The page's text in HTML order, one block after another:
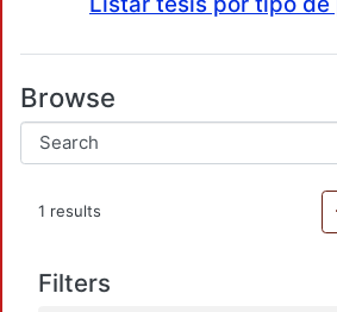
Browse
1 results
Filters